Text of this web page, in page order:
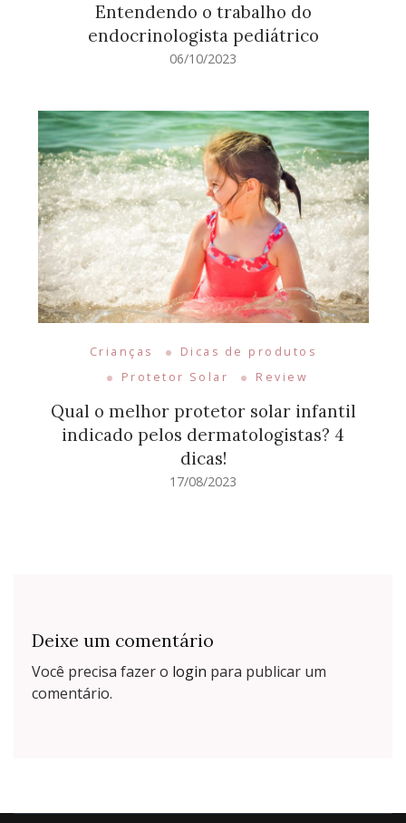
Entendendo o trabalho do
endocrinologista pediátrico
06/10/2023
Crianças
Dicas de produtos
Protetor Solar
Review
Qual o melhor protetor solar infantil
indicado pelos dermatologistas? 4
dicas!
17/08/2023
Deixe um comentário
Você precisa fazer o login para publicar um
comentário.